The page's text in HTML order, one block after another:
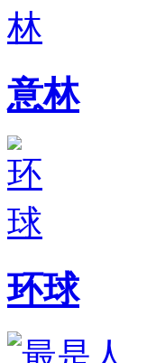
意林
环球